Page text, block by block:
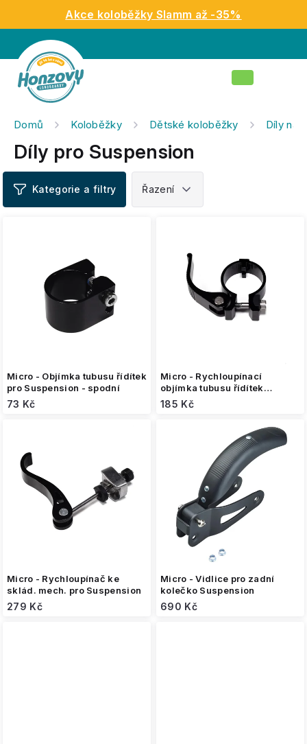
obsah
Akce koloběžky Slamm až -35%
Nákupní
Domů Koloběžky Dětské koloběžky Díly na
Díly pro Suspension
ý
p
Micro - Objímka tubusu řídítek
pro Suspension - spodní
73 Kč
Micro - Rychloupínací
objímka tubusu řídítek
Suspension - komplet
185 Kč
Micro - Rychloupínač ke
sklád. mech. pro Suspension
279 Kč
Micro - Vidlice pro zadní
kolečko Suspension
690 Kč